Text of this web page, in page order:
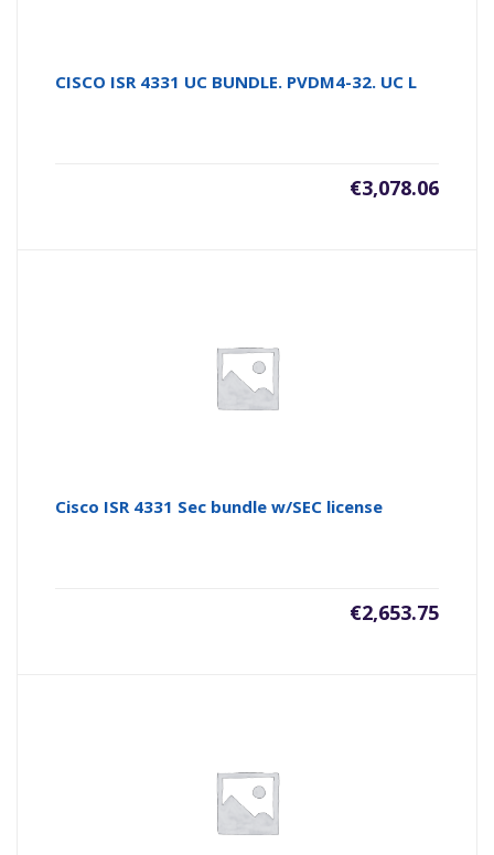
CISCO ISR 4331 UC BUNDLE. PVDM4-32. UC L
€3,078.06
Cisco ISR 4331 Sec bundle w/SEC license
€2,653.75